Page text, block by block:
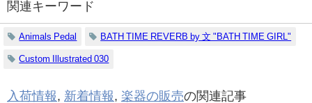
関連キーワード
Animals Pedal BATH TIME REVERB by 文 "BATH TIME GIRL"
Custom Illustrated 030
入荷情報, 新着情報, 楽器の販売の関連記事